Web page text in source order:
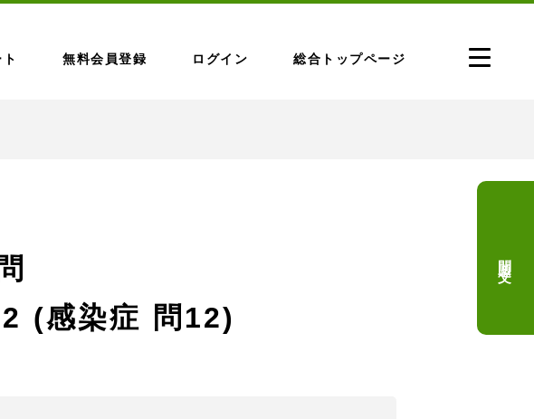
無料会員登録 ログイン 総合トップページ
(感染症 問12)